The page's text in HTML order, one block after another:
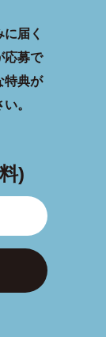
届く
応募で
特典が
。
)